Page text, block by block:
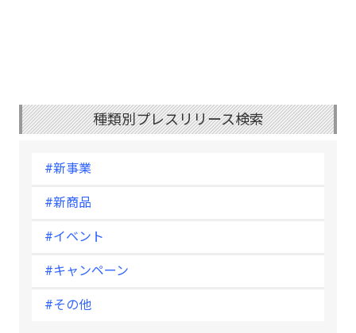
種類別プレスリリース検索
#新事業
#新商品
#イベント
#キャンペーン
#その他